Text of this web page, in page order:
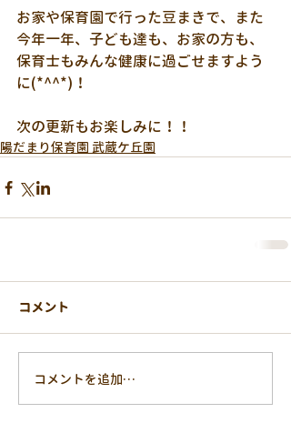
お家や保育園で行った豆まきで、また
今年一年、子ども達も、お家の方も、
保育士もみんな健康に過ごせますよう
に(*^^*)！
次の更新もお楽しみに！！
陽だまり保育園 武蔵ケ丘園
コメント
コメントを追加…